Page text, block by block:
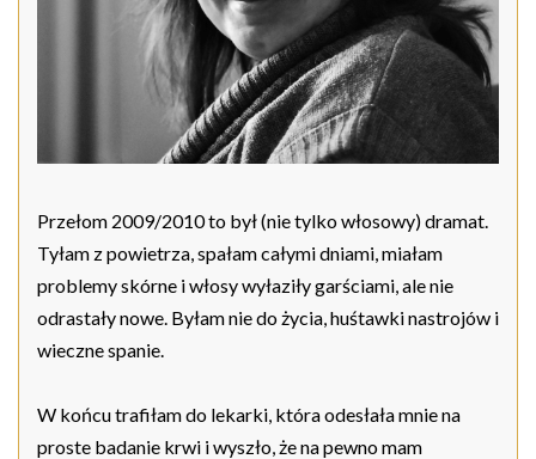
Przełom 2009/2010 to był (nie tylko włosowy) dramat.
Tyłam z powietrza, spałam całymi dniami, miałam
problemy skórne i włosy wyłaziły garściami, ale nie
odrastały nowe. Byłam nie do życia, huśtawki nastrojów i
wieczne spanie.
W końcu trafiłam do lekarki, która odesłała mnie na
proste badanie krwi i wyszło, że na pewno mam